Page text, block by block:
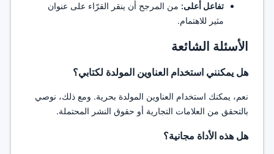
تفاعل أعلى: من المرجح أن ينقر القرّاء على عنوان
مثير للاهتمام.
الأسئلة الشائعة
هل يمكنني استخدام العناوين المولدة لكتابي؟
نعم، يمكنك استخدام العناوين المولدة بحرية. ومع ذلك، نوصي
بالتحقق من العلامات التجارية أو حقوق النشر المحتملة.
هل هذه الأداة مجانية؟